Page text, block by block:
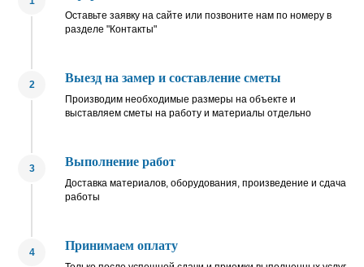
Оставьте заявку на сайте или позвоните нам по номеру в
разделе "Контакты"
2 Выезд на замер и составление сметы
Производим необходимые размеры на объекте и
выставляем сметы на работу и материалы отдельно
3 Выполнение работ
Доставка материалов, оборудования, произведение и сдача
работы
4 Принимаем оплату